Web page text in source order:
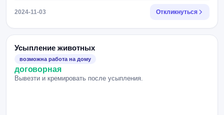
2024-11-03 Откликнуться
Усыпление животных
возможна работа на дому
договорная
Вывезти и кремировать после усыпления.